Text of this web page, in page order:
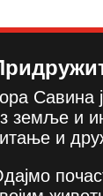
Савина
земље и
и